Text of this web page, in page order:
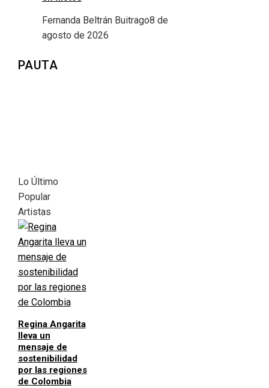
Fernanda Beltrán Buitrago8 de
agosto de 2026
PAUTA
Lo Último
Popular
Artistas
Regina Angarita
lleva un
mensaje de
sostenibilidad
por las regiones
de Colombia